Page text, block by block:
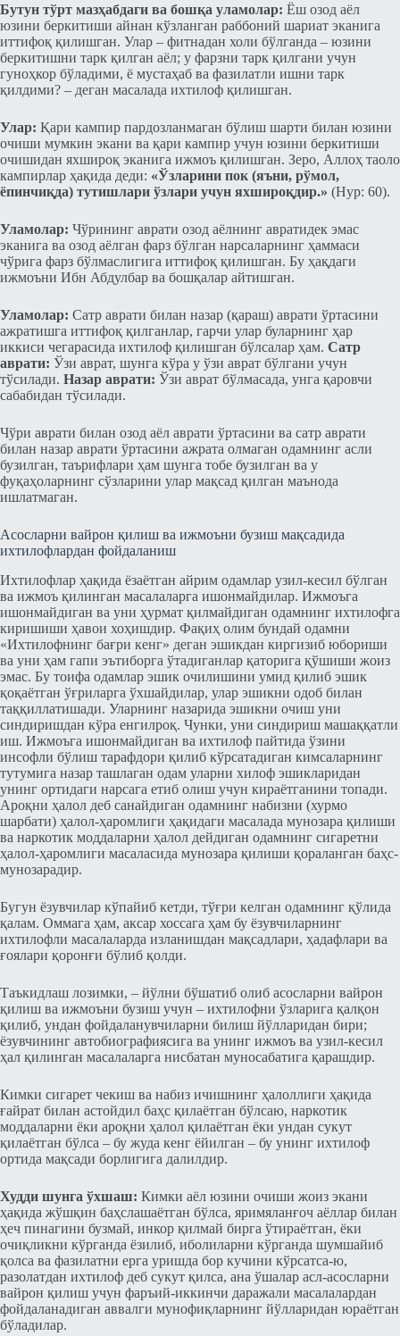
Бутун тўрт мазҳабдаги ва бошқа уламолар: Ёш озод аёл
юзини беркитиши айнан кўзланган раббоний шариат эканига
иттифоқ қилишган. Улар ‒ фитнадан холи бўлганда ‒ юзини
беркитишни тарк қилган аёл; у фарзни тарк қилгани учун
гуноҳкор бўладими, ё мустаҳаб ва фазилатли ишни тарк
қилдими? – деган масалада ихтилоф қилишган.
Улар: Қари кампир пардозланмаган бўлиш шарти билан юзини
очиши мумкин экани ва қари кампир учун юзини беркитиши
очишидан яхшироқ эканига ижмоъ қилишган. Зеро, Аллоҳ таоло
кампирлар ҳақида деди: «Ўзларини пок (яъни, рўмол,
ёпинчиқда) тутишлари ўзлари учун яхшироқдир.» (Нур: 60).
Уламолар: Чўрининг аврати озод аёлнинг авратидек эмас
эканига ва озод аёлган фарз бўлган нарсаларнинг ҳаммаси
чўрига фарз бўлмаслигига иттифоқ қилишган. Бу ҳақдаги
ижмоъни Ибн Абдулбар ва бошқалар айтишган.
Уламолар: Сатр аврати билан назар (қараш) аврати ўртасини
ажратишга иттифоқ қилганлар, гарчи улар буларнинг ҳар
иккиси чегарасида ихтилоф қилишган бўлсалар ҳам. Сатр
аврати: Ўзи аврат, шунга кўра у ўзи аврат бўлгани учун
тўсилади. Назар аврати: Ўзи аврат бўлмасада, унга қаровчи
сабабидан тўсилади.
Чўри аврати билан озод аёл аврати ўртасини ва сатр аврати
билан назар аврати ўртасини ажрата олмаган одамнинг асли
бузилган, таърифлари ҳам шунга тобе бузилган ва у
фуқаҳоларнинг сўзларини улар мақсад қилган маънода
ишлатмаган.
Асосларни вайрон қилиш ва ижмоъни бузиш мақсадида
ихтилофлардан фойдаланиш
Ихтилофлар ҳақида ёзаётган айрим одамлар узил-кесил бўлган
ва ижмоъ қилинган масалаларга ишонмайдилар. Ижмоъга
ишонмайдиган ва уни ҳурмат қилмайдиган одамнинг ихтилофга
киришиши ҳавои хоҳишдир. Фақиҳ олим бундай одамни
«Ихтилофнинг бағри кенг» деган эшикдан киргизиб юбориши
ва уни ҳам гапи эътиборга ўтадиганлар қаторига қўшиши жоиз
эмас. Бу тоифа одамлар эшик очилишини умид қилиб эшик
қоқаётган ўғриларга ўхшайдилар, улар эшикни одоб билан
таққиллатишади. Уларнинг назарида эшикни очиш уни
синдиришдан кўра енгилроқ. Чунки, уни синдириш машаққатли
иш. Ижмоъга ишонмайдиган ва ихтилоф пайтида ўзини
инсофли бўлиш тарафдори қилиб кўрсатадиган кимсаларнинг
тутумига назар ташлаган одам уларни хилоф эшикларидан
унинг ортидаги нарсага етиб олиш учун кираётганини топади.
Ароқни ҳалол деб санайдиган одамнинг набизни (хурмо
шарбати) ҳалол-ҳаромлиги ҳақидаги масалада мунозара қилиши
ва наркотик моддаларни ҳалол дейдиган одамнинг сигаретни
ҳалол-ҳаромлиги масаласида мунозара қилиши қораланган баҳс-
мунозарадир.
Бугун ёзувчилар кўпайиб кетди, тўғри келган одамнинг қўлида
қалам. Оммага ҳам, аксар хоссага ҳам бу ёзувчиларнинг
ихтилофли масалаларда изланишдан мақсадлари, ҳадафлари ва
ғоялари қоронғи бўлиб қолди.
Таъкидлаш лозимки, ‒ йўлни бўшатиб олиб асосларни вайрон
қилиш ва ижмоъни бузиш учун ‒ ихтилофни ўзларига қалқон
қилиб, ундан фойдаланувчиларни билиш йўлларидан бири;
ёзувчининг автобиографиясига ва унинг ижмоъ ва узил-кесил
ҳал қилинган масалаларга нисбатан муносабатига қарашдир.
Кимки сигарет чекиш ва набиз ичишнинг ҳалоллиги ҳақида
ғайрат билан астойдил баҳс қилаётган бўлсаю, наркотик
моддаларни ёки ароқни ҳалол қилаётган ёки ундан сукут
қилаётган бўлса ‒ бу жуда кенг ёйилган ‒ бу унинг ихтилоф
ортида мақсади борлигига далилдир.
Худди шунга ўхшаш: Кимки аёл юзини очиши жоиз экани
ҳақида жўшқин баҳслашаётган бўлса, яримяланғоч аёллар билан
ҳеч пинагини бузмай, инкор қилмай бирга ўтираётган, ёки
очиқликни кўрганда ёзилиб, иболиларни кўрганда шумшайиб
қолса ва фазилатни ерга уришда бор кучини кўрсатса-ю,
разолатдан ихтилоф деб сукут қилса, ана ўшалар асл-асосларни
вайрон қилиш учун фаръий-иккинчи даражали масалалардан
фойдаланадиган аввалги мунофиқларнинг йўлларидан юраётган
бўладилар.